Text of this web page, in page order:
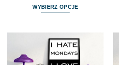
WYBIERZ OPCJE
ma
wiele
wariantów.